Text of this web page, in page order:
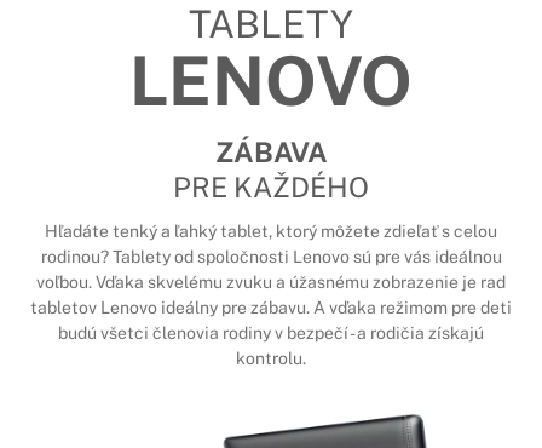
TABLETY
LENOVO
ZÁBAVA
PRE KAŽDÉHO
Hľadáte tenký a ľahký tablet, ktorý môžete zdieľať s celou
rodinou? Tablety od spoločnosti Lenovo sú pre vás ideálnou
voľbou. Vďaka skvelému zvuku a úžasnému zobrazenie je rad
tabletov Lenovo ideálny pre zábavu. A vďaka režimom pre deti
budú všetci členovia rodiny v bezpečí - a rodičia získajú
kontrolu.